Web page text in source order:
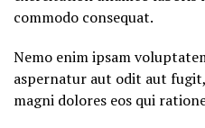
commodo consequat.
Nemo enim ipsam
aspernatur aut odit aut
magni dolores eos qui